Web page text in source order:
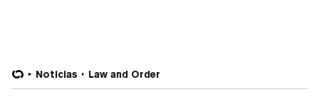
Noticias Law and Order